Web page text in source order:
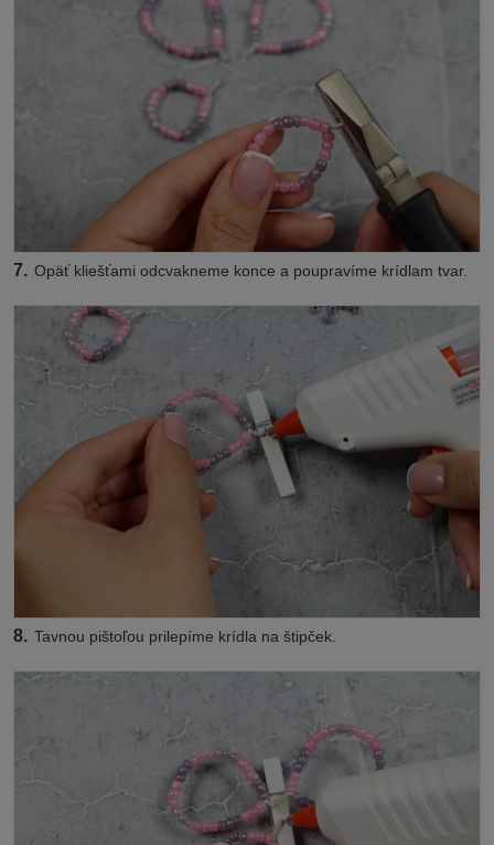
7. Opäť kliešťami odcvakneme konce a poupravíme krídlam tvar.
8. Tavnou pištoľou prilepíme krídla na štipček.